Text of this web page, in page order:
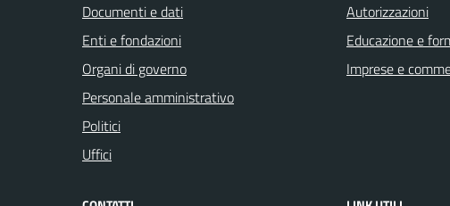
Documenti e dati
Enti e fondazioni
Organi di governo
Personale amministrativo
Politici
Uffici
Autorizzazioni
Educazione e
Imprese e